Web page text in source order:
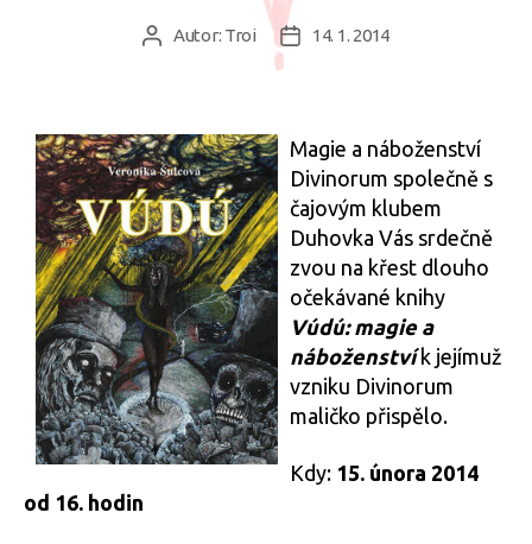
AutorAutor: Troi
Datum
14. 1. 2014
Magie a náboženství
Divinorum společně s
čajovým klubem
Duhovka Vás srdečně
zvou na křest dlouho
očekávané knihy
Vúdú: magie a
náboženství k jejímuž
vzniku Divinorum
maličko přispělo.
Kdy: 15. února 2014
od 16. hodin